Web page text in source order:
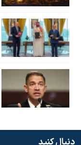
دنبال کنید